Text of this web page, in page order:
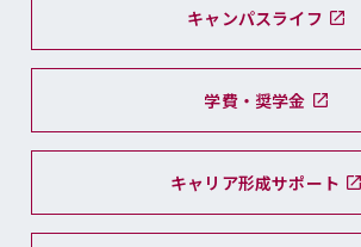
キャンパスライフ
学費・奨学金
キャリア形成サポート